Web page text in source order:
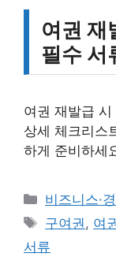
여권 재
필수 서
여권 재발급
상세 체크리스
하게 준비하세
카
테
리
비즈니스·
태
그
구여권, 여
서류